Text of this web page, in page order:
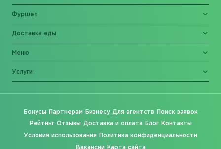
Фуршет
Доставка еды
Меню
Услуги
Бонусы Партнерам Бизнесу Для агентств Поиск заявок
Рейтинг Отзывы Доставка и оплата Блог Контакты
Условия использования Политика конфиденциальности
Вакансии Карта сайта